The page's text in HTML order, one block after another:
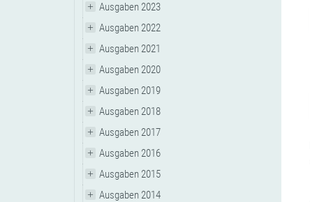
Ausgaben 2023
Ausgaben 2022
Ausgaben 2021
Ausgaben 2020
Ausgaben 2019
Ausgaben 2018
Ausgaben 2017
Ausgaben 2016
Ausgaben 2015
Ausgaben 2014